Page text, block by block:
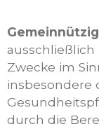
Zwecke im
insbesondere
durch die